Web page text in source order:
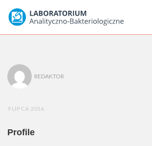
REDAKTOR
9 LIPCA 2016
Profile